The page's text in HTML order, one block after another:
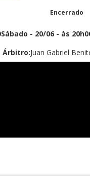
Encerrado
Sábado - 20/06- às
Árbitro:Juan Gabriel